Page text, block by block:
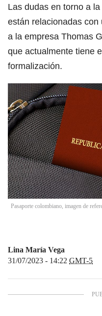
Las dudas en torno a
están relacionadas
a la empresa Thomas
que actualmente tiene
formalización.
Pasaporte colombiano, imagen de
Lina María Vega
31/07/2023 - 14:22 GMT-5